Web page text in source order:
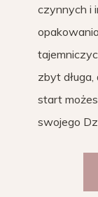
czynnych i
zbyt
start
swojego